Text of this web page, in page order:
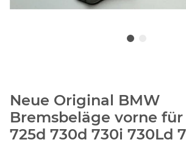
Neue Original BMW
Bremsbeläge vorne für
725d 730d 730i 730Ld